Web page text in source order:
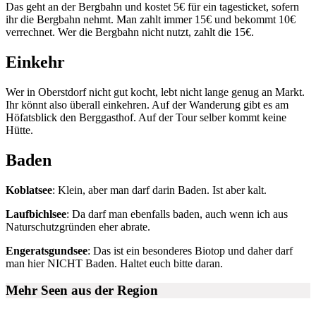
Das geht an der Bergbahn und kostet 5€ für ein tagesticket, sofern
ihr die Bergbahn nehmt. Man zahlt immer 15€ und bekommt 10€
verrechnet. Wer die Bergbahn nicht nutzt, zahlt die 15€.
Einkehr
Wer in Oberstdorf nicht gut kocht, lebt nicht lange genug an Markt.
Ihr könnt also überall einkehren. Auf der Wanderung gibt es am
Höfatsblick den Berggasthof. Auf der Tour selber kommt keine
Hütte.
Baden
Koblatsee: Klein, aber man darf darin Baden. Ist aber kalt.
Laufbichlsee: Da darf man ebenfalls baden, auch wenn ich aus
Naturschutzgründen eher abrate.
Engeratsgundsee: Das ist ein besonderes Biotop und daher darf
man hier NICHT Baden. Haltet euch bitte daran.
Mehr Seen aus der Region